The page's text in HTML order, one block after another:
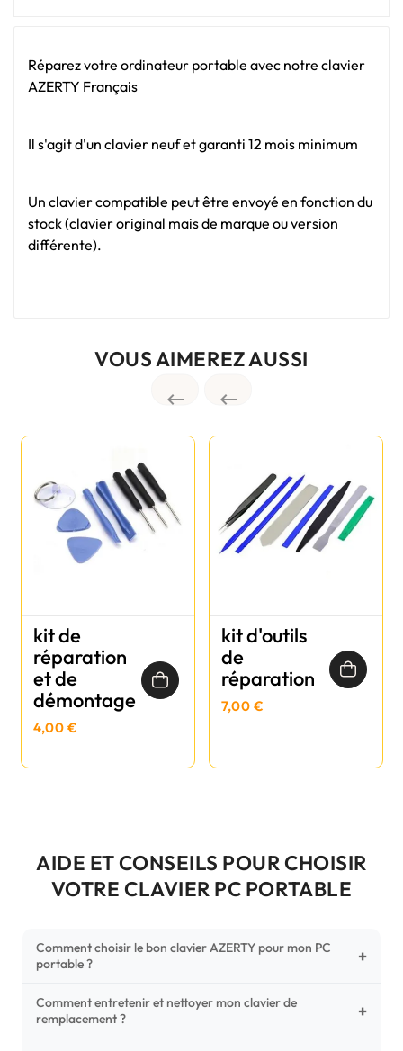
Réparez votre ordinateur portable avec notre clavier
AZERTY Français
Il s'agit d'un clavier neuf et garanti 12 mois minimum
Un clavier compatible peut être envoyé en fonction du
stock (clavier original mais de marque ou version
différente).
VOUS AIMEREZ AUSSI
 
kit de
réparation
et de
démontage
4,00 €
kit d'outils
de
réparation
7,00 €
AIDE ET CONSEILS POUR CHOISIR
VOTRE CLAVIER PC PORTABLE
Comment choisir le bon clavier AZERTY pour mon PC
portable ?
+
Pour ne pas vous tromper, vérifiez trois points critiques sur
votre clavier d'origine : la disposition (AZERTY Français), la
Comment entretenir et nettoyer mon clavier de
remplacement ?
+